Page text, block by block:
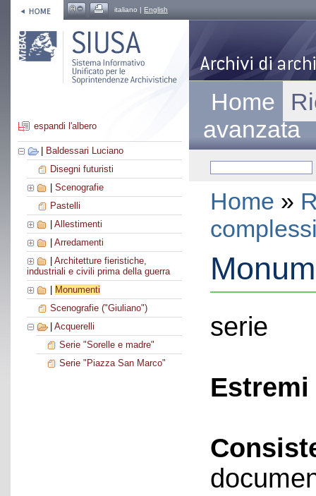
italiano | English
espandi l'albero
Baldessari Luciano
Disegni futuristi
Scenografie
Pastelli
Allestimenti
Arredamenti
Architetture fieristiche,
industriali e civili prima della guerra
Monumenti
Scenografie ("Giuliano")
Acquerelli
Serie "Sorelle e madre"
Serie "Piazza San Marco"
Home
avanzata
Home »
serie